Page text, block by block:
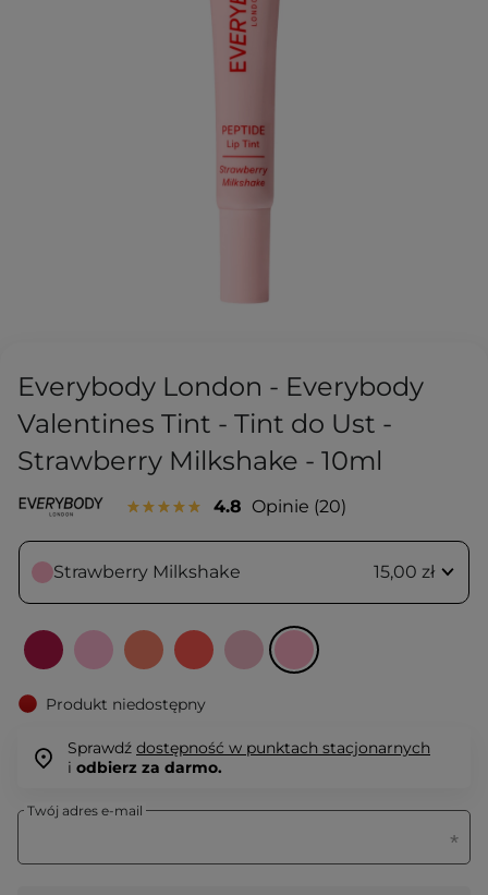
Everybody London - Everybody
Valentines Tint - Tint do Ust -
Strawberry Milkshake - 10ml
4.8 Opinie 20
Strawberry Milkshake 15,00 zł
Produkt niedostępny
Sprawdź dostępność w punktach stacjonarnych
i odbierz za darmo.
Twój adres e-mail